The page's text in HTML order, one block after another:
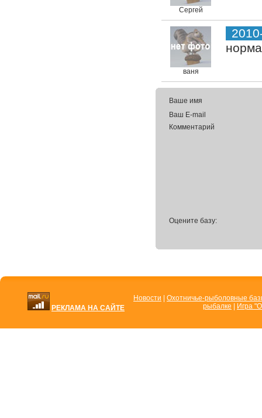
Сергей
ваня
Ваше имя
Ваш E-mail
Комментарий
Оцените базу:
РЕКЛАМА НА САЙТЕ
Новости
Охотничье-рыболовные
рыбалке
Игра